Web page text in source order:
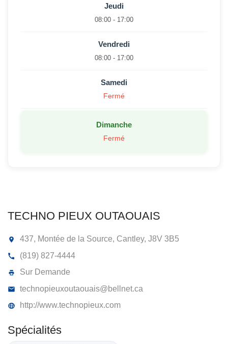
TECHNO PIEUX OUTAOUAIS
(819) 827-4444
Jeudi
08:00 - 17:00
Vendredi
08:00 - 17:00
Samedi
Fermé
Dimanche
Fermé